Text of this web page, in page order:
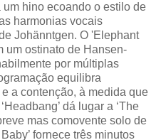
hino ecoando o estilo de
harmonias vocais
Johänntgen. O 'Elephant
um ostinato de Hansen-
por múltiplas
equilibra
a contenção, à medida que
dá lugar a ‘The
mas comovente solo de
fornece três minutos